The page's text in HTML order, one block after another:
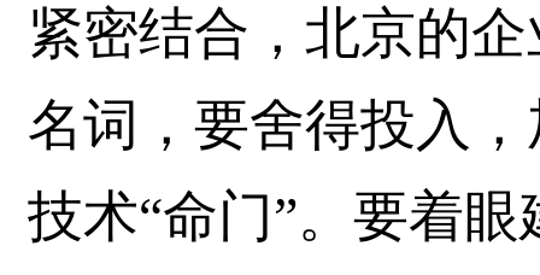
紧密结合，北京的
名词，要舍得投入
技术“命门”。要着